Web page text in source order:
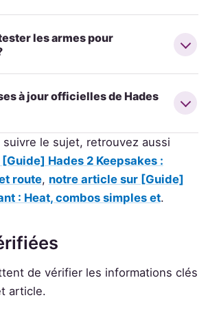
les armes pour
à jour officielles de Hades
le sujet, retrouvez aussi
Hades 2 Keepsakes :
route, notre article sur [Guide]
: Heat, combos simples et.
de vérifier les informations clés
article.